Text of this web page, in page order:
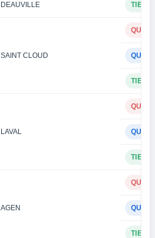
DEAUVILLE
SAINT CLOUD
LAVAL
AGEN